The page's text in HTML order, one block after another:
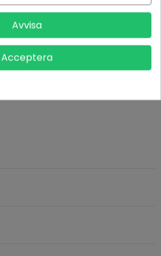
öppet köp (se köpvillkor)
Avvisa
Acceptera